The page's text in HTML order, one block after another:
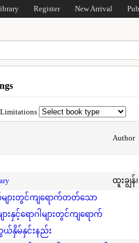
Register New Arrival
Limitations
Author
ထူးချွန်
ျားတွင်ကျရောက်တတ်သော
းနှင့်ရောဂါများတွင်ကျရောက်
နှိမ်နှင်းနည်း